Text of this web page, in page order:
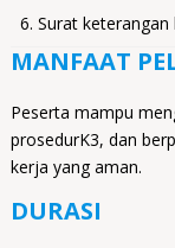
6. Surat
MANFAAT
Peserta mampu
prosedurK3, dan
kerja yang aman.
DURASI